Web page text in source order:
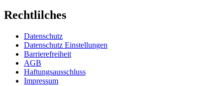
Rechtlilches
Datenschutz
Datenschutz Einstellungen
Barrierefreiheit
AGB
Haftungsausschluss
Impressum